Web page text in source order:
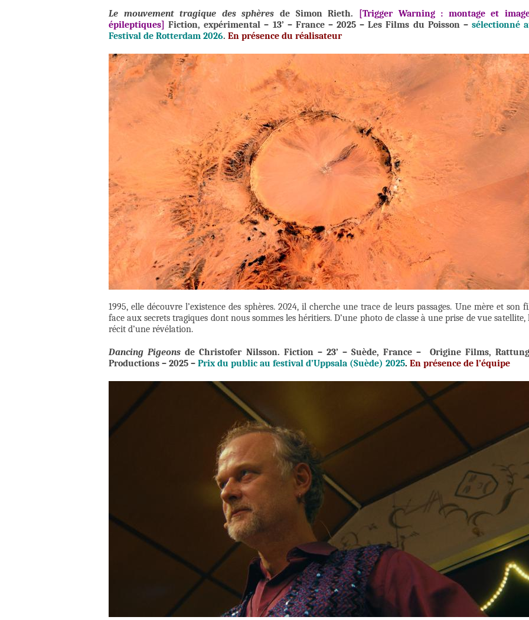
Le mouvement tragique des sphères de Simon Rieth.
[Trigger Warning : montage et
épileptiques]Fiction, expérimental – 13’ – France – 2025 – Les Films du Poisson –sélectionné
Festival de Rotterdam 2026. En présence du réalisateur
1995, elle découvre l’existence des sphères. 2024, il cherche une trace de leurs passages. Une mère et son
face aux secrets tragiques dont nous sommes les héritiers. D’une photo de classe à une prise de vue satellite,
récit d’une révélation.
Dancing Pigeonsde Christofer Nilsson. Fiction – 23’ – Suède, France – Origine Films,
Productions – 2025 – Prix du public au festival d’Uppsala (Suède) 2025. En présence de l’équipe